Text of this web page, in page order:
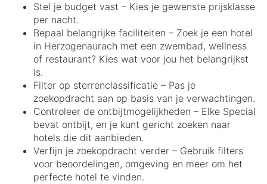
Stel je budget vast – Kies je gewenste prijsklasse
per nacht.
Bepaal belangrijke faciliteiten – Zoek je een hotel
in Herzogenaurach met een zwembad, wellness
of restaurant? Kies wat voor jou het belangrijkst
is.
Filter op sterrenclassificatie – Pas je
zoekopdracht aan op basis van je verwachtingen.
Controleer de ontbijtmogelijkheden – Elke Special
bevat ontbijt, en je kunt gericht zoeken naar
hotels die dit aanbieden.
Verfijn je zoekopdracht verder – Gebruik filters
voor beoordelingen, omgeving en meer om het
perfecte hotel te vinden.